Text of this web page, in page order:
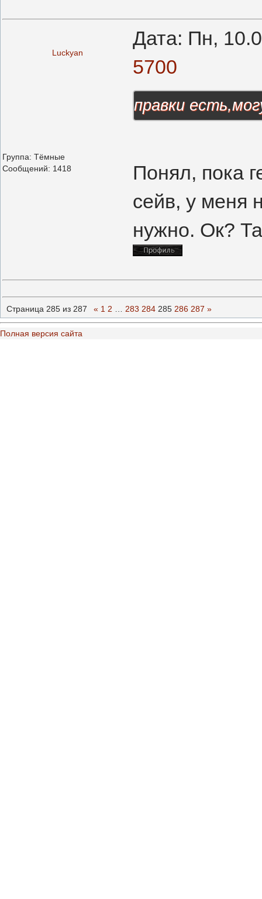
Luckyan
Дата: Пн,
5700
Группа: Тёмные
Сообщений: 1418
правки
Понял, пока
сейв, у меня
нужно. Ок?
Страница 285 из 287 « 1 2 283 284 285 286 287 »
Полная версия сайта